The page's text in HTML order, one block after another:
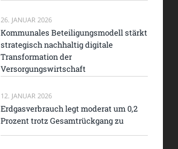
26. JANUAR 2026
Kommunales Beteiligungsmodell stärkt
strategisch nachhaltig digitale
Transformation der
Versorgungswirtschaft
12. JANUAR 2026
Erdgasverbrauch legt moderat um 0,2
Prozent trotz Gesamtrückgang zu